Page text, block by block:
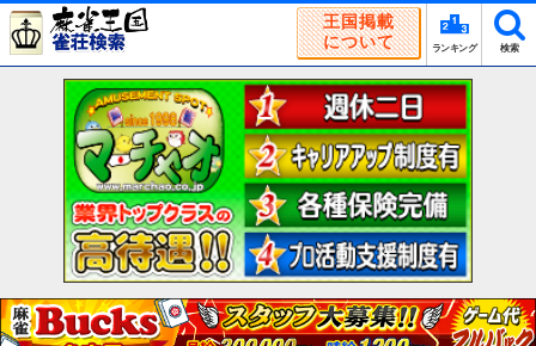
王国掲載
について
ランキング 検索